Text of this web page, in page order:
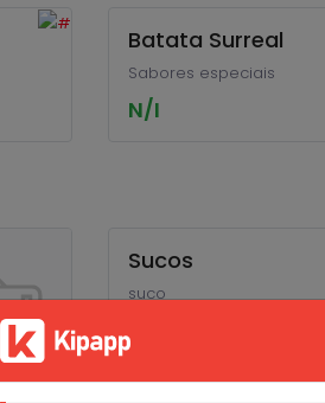
Batata Surreal
Sabores especiais
N/I
Sucos
suco